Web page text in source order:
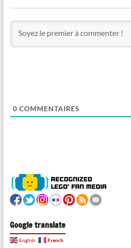
0 COMMENTAIRES
Google translate
English French